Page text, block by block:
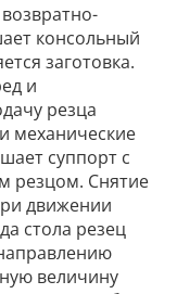
консольный
заготовка.
и
резца
механические
суппорт с
резцом. Снятие
движении
стола резец
величину